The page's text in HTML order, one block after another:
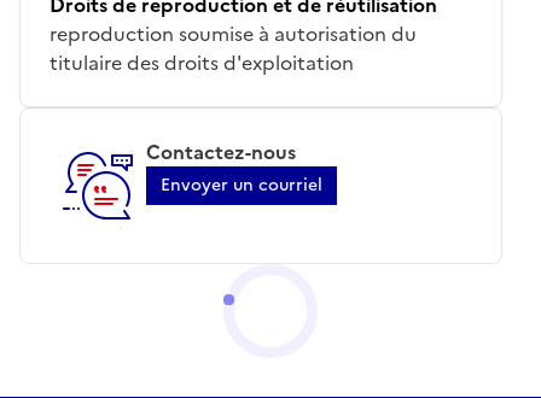
reproduction soumise à autorisation du
titulaire des droits d'exploitation
Contactez-nous
Envoyer un courriel